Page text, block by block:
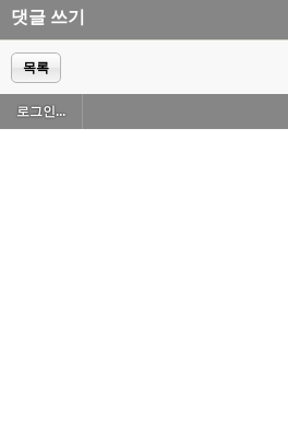
댓글 쓰기
목록
로그인...